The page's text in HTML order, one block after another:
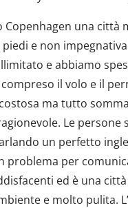
una città
e non
e abbiamo
il volo e il
ma tutto
Le persone
un perfetto
problema per
ed è una
e molto pulita.